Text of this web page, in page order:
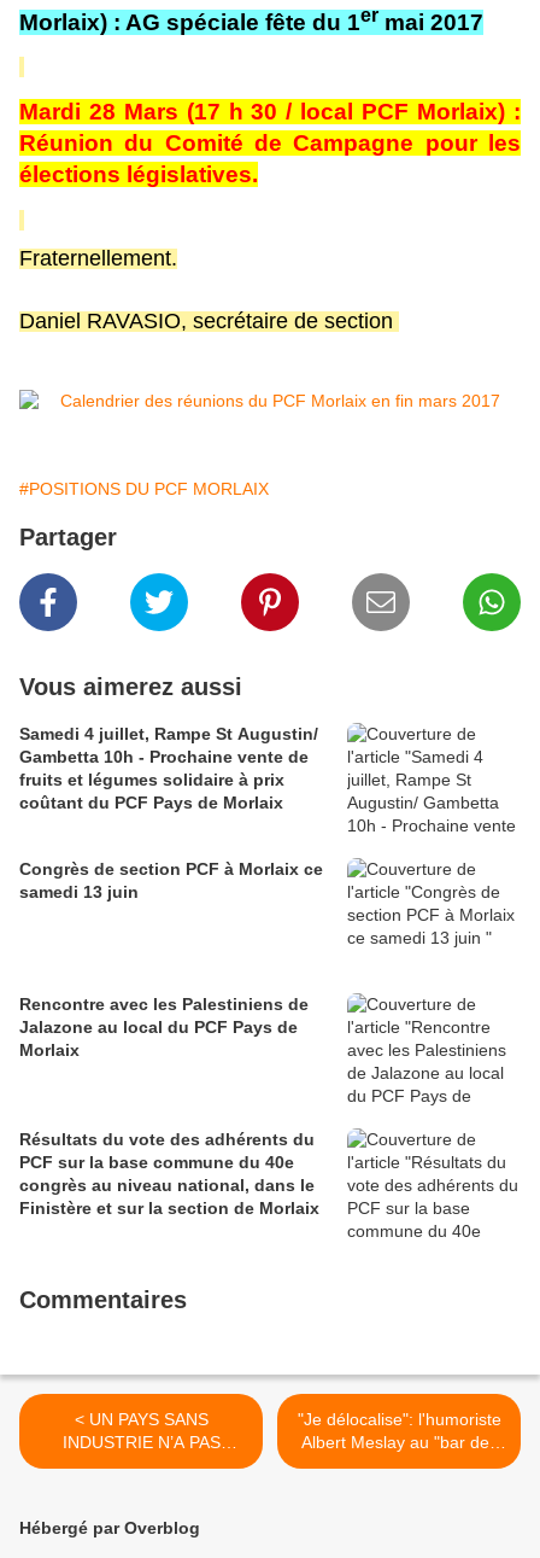
Morlaix) : AG spéciale fête du 1er mai 2017
Mardi 28 Mars (17 h 30 / local PCF Morlaix) :
Réunion du Comité de Campagne pour les
élections législatives.
Fraternellement.
Daniel RAVASIO, secrétaire de section
#POSITIONS DU PCF MORLAIX
Partager
Vous aimerez aussi
Samedi 4 juillet, Rampe St Augustin/
Gambetta 10h - Prochaine vente de
fruits et légumes solidaire à prix
coûtant du PCF Pays de Morlaix
Congrès de section PCF à Morlaix ce
samedi 13 juin
Rencontre avec les Palestiniens de
Jalazone au local du PCF Pays de
Morlaix
Résultats du vote des adhérents du
PCF sur la base commune du 40e
congrès au niveau national, dans le
Finistère et sur la section de Morlaix
Commentaires
< UN PAYS SANS
INDUSTRIE N’A PAS
D’AVENIR !
"Je délocalise": l'humoriste
Albert Meslay au "bar des
deux rivières" de la
Hébergé par Overblog